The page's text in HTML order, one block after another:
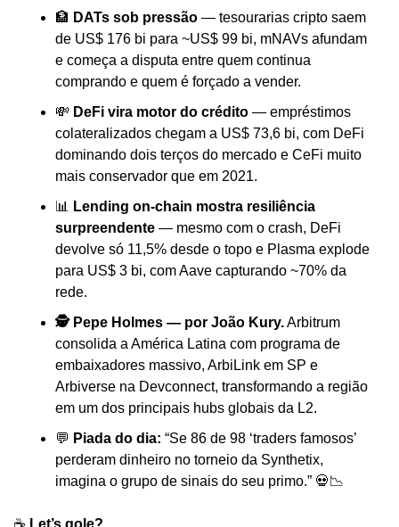
🏦 DATs sob pressão — tesourarias cripto saem
de US$ 176 bi para ~US$ 99 bi, mNAVs afundam
e começa a disputa entre quem continua
comprando e quem é forçado a vender.
💸 DeFi vira motor do crédito — empréstimos
colateralizados chegam a US$ 73,6 bi, com DeFi
dominando dois terços do mercado e CeFi muito
mais conservador que em 2021.
📊
Lending on-chain mostra resiliência
surpreendente — mesmo com o crash, DeFi
devolve só 11,5% desde o topo e Plasma explode
para US$ 3 bi, com Aave capturando ~70% da
rede.
🕵️ Pepe Holmes — por João Kury. Arbitrum
consolida a América Latina com programa de
embaixadores massivo, ArbiLink em SP e
Arbiverse na Devconnect, transformando a região
em um dos principais hubs globais da L2.
💬 Piada do dia: “Se 86 de 98 ‘traders famosos’
perderam dinheiro no torneio da Synthetix,
imagina o grupo de sinais do seu primo.” 💀📉
☕️ Let’s gole?